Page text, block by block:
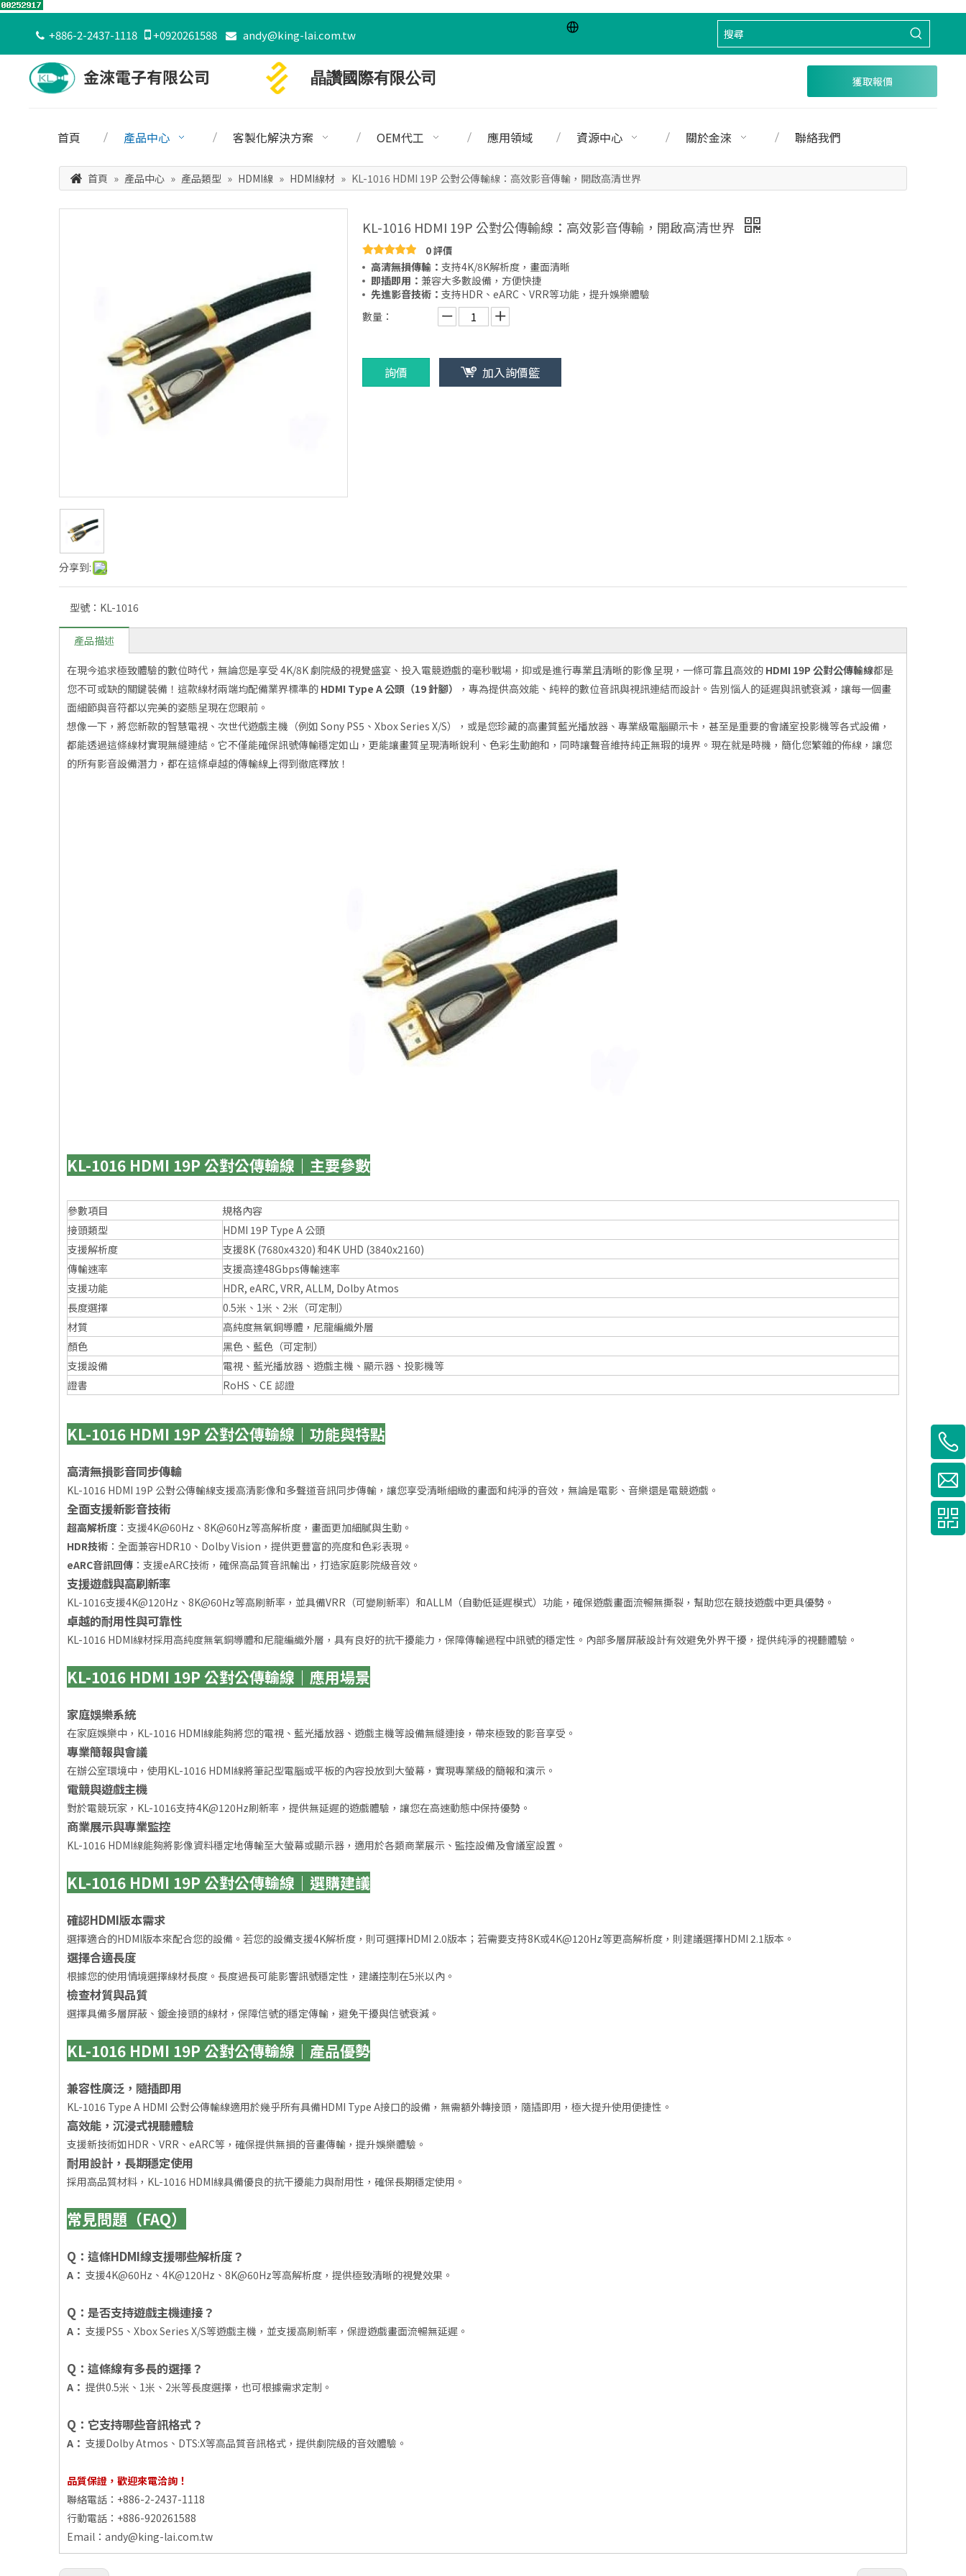
 +886-2-2437-1118 +0920261588  andy@king-lai.com.tw
獲取報價
首頁 產品中心 客製化解決方案 OEM代工 應用領域 資源中心 關於金淶 聯絡我們
首頁 » 產品中心 » 產品類型 » HDMI線 » HDMI線材 » KL-1016 HDMI 19P 公對公傳輸線：高效影音傳輸，開啟高清世界
分享到:
KL-1016 HDMI 19P 公對公傳輸線：高效影音傳輸，開啟高清世界
0 評價
高清無損傳輸： 支持4K/8K解析度，畫面清晰
即插即用： 兼容大多數設備，方便快捷
先進影音技術： 支持HDR、eARC、VRR等功能，提升娛樂體驗
數量：
詢價 加入詢價籃
型號： KL-1016
產品描述
在現今追求極致體驗的數位時代，無論您是享受 4K/8K 劇院級的視覺盛宴、投入電競遊戲的毫秒戰場，抑或是進行專業且清晰的影像呈現，一條可靠且高效的 HDMI 19P 公對公傳輸線都是
您不可或缺的關鍵裝備！這款線材兩端均配備業界標準的 HDMI Type A 公頭（19 針腳）
，專為提供高效能、純粹的數位音訊與視訊連結而設計。告別惱人的延遲與訊號衰減，讓每一個畫
面細節與音符都以完美的姿態呈現在您眼前。
想像一下，將您新款的智慧電視、次世代遊戲主機（例如 Sony PS5、Xbox Series X/S），或是您珍藏的高畫質藍光播放器、專業級電腦顯示卡，甚至是重要的會議室投影機等各式設備，
都能透過這條線材實現無縫連結。它不僅能確保訊號傳輸穩定如山，更能讓畫質呈現清晰銳利、色彩生動飽和，同時讓聲音維持純正無瑕的境界。現在就是時機，簡化您繁雜的佈線，讓您
的所有影音設備潛力，都在這條卓越的傳輸線上得到徹底釋放！
KL-1016 HDMI 19P 公對公傳輸線｜主要參數
參數項目
規格內容
接頭類型
HDMI 19P Type A 公頭
支援解析度
支援8K (7680x4320) 和4K UHD (3840x2160)
傳輸速率
支援高達48Gbps傳輸速率
支援功能
HDR, eARC, VRR, ALLM, Dolby Atmos
長度選擇
0.5米、1米、2米（可定制）
材質
高純度無氧銅導體，尼龍編織外層
顏色
黑色、藍色（可定制）
支援設備
電視、藍光播放器、遊戲主機、顯示器、投影機等
證書
RoHS、CE 認證
KL-1016 HDMI 19P 公對公傳輸線｜功能與特點
高清無損影音同步傳輸
KL-1016 HDMI 19P 公對公傳輸線支援高清影像和多聲道音訊同步傳輸，讓您享受清晰細緻的畫面和純淨的音效，無論是電影、音樂還是電競遊戲。
全面支援新影音技術
超高解析度 ：支援4K@60Hz、8K@60Hz等高解析度，畫面更加細膩與生動。
HDR技術 ：全面兼容HDR10、Dolby Vision，提供更豐富的亮度和色彩表現。
eARC音訊回傳 ：支援eARC技術，確保高品質音訊輸出，打造家庭影院級音效。
支援遊戲與高刷新率
KL-1016支援4K@120Hz、8K@60Hz等高刷新率，並具備VRR（可變刷新率）和ALLM（自動低延遲模式）功能，確保遊戲畫面流暢無撕裂，幫助您在競技遊戲中更具優勢。
卓越的耐用性與可靠性
KL-1016 HDMI線材採用高純度無氧銅導體和尼龍編織外層，具有良好的抗干擾能力，保障傳輸過程中訊號的穩定性。內部多層屏蔽設計有效避免外界干擾，提供純淨的視聽體驗。
KL-1016 HDMI 19P 公對公傳輸線｜應用場景
家庭娛樂系統
在家庭娛樂中，KL-1016 HDMI線能夠將您的電視、藍光播放器、遊戲主機等設備無縫連接，帶來極致的影音享受。
專業簡報與會議
在辦公室環境中，使用KL-1016 HDMI線將筆記型電腦或平板的內容投放到大螢幕，實現專業級的簡報和演示。
電競與遊戲主機
對於電競玩家，KL-1016支持4K@120Hz刷新率，提供無延遲的遊戲體驗，讓您在高速動態中保持優勢。
商業展示與專業監控
KL-1016 HDMI線能夠將影像資料穩定地傳輸至大螢幕或顯示器，適用於各類商業展示、監控設備及會議室設置。
KL-1016 HDMI 19P 公對公傳輸線｜選購建議
確認HDMI版本需求
選擇適合的HDMI版本來配合您的設備。若您的設備支援4K解析度，則可選擇HDMI 2.0版本；若需要支持8K或4K@120Hz等更高解析度，則建議選擇HDMI 2.1版本。
選擇合適長度
根據您的使用情境選擇線材長度。長度過長可能影響訊號穩定性，建議控制在5米以內。
檢查材質與品質
選擇具備多層屏蔽、鍍金接頭的線材，保障信號的穩定傳輸，避免干擾與信號衰減。
KL-1016 HDMI 19P 公對公傳輸線｜產品優勢
兼容性廣泛，隨插即用
KL-1016 Type A HDMI 公對公傳輸線適用於幾乎所有具備HDMI Type A接口的設備，無需額外轉接頭，隨插即用，極大提升使用便捷性。
高效能，沉浸式視聽體驗
支援新技術如HDR、VRR、eARC等，確保提供無損的音畫傳輸，提升娛樂體驗。
耐用設計，長期穩定使用
採用高品質材料，KL-1016 HDMI線具備優良的抗干擾能力與耐用性，確保長期穩定使用。
常見問題（FAQ）
Q：這條HDMI線支援哪些解析度？
A： 支援4K@60Hz、4K@120Hz、8K@60Hz等高解析度，提供極致清晰的視覺效果。
Q：是否支持遊戲主機連接？
A： 支援PS5、Xbox Series X/S等遊戲主機，並支援高刷新率，保證遊戲畫面流暢無延遲。
Q：這條線有多長的選擇？
A： 提供0.5米、1米、2米等長度選擇，也可根據需求定制。
Q：它支持哪些音訊格式？
A： 支援Dolby Atmos、DTS:X等高品質音訊格式，提供劇院級的音效體驗。
品質保證，歡迎來電洽詢！
聯絡電話：+886-2-2437-1118
行動電話：+886-920261588
Email： andy@king-lai.com.tw